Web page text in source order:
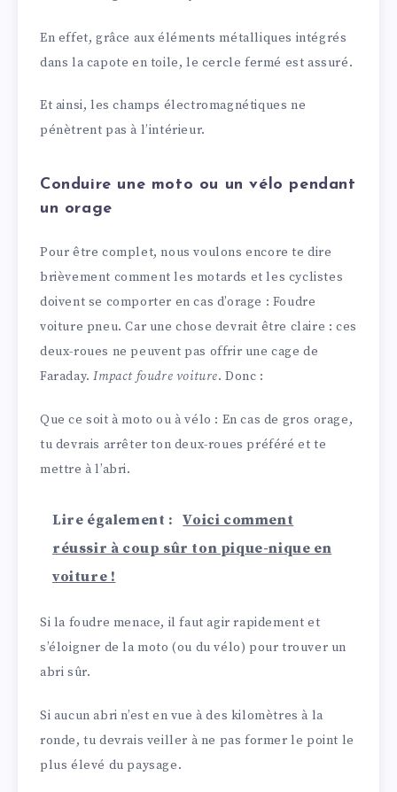
En effet, grâce aux éléments métalliques intégrés
dans la capote en toile, le cercle fermé est assuré.
Et ainsi, les champs électromagnétiques ne
pénètrent pas à l’intérieur.
Conduire une moto ou un vélo pendant
un orage
Pour être complet, nous voulons encore te dire
brièvement comment les motards et les cyclistes
doivent se comporter en cas d’orage : Foudre
voiture pneu. Car une chose devrait être claire : ces
deux-roues ne peuvent pas offrir une cage de
Faraday.Impact foudre voiture. Donc :
Que ce soit à moto ou à vélo : En cas de gros orage,
tu devrais arrêter ton deux-roues préféré et te
mettre à l’abri.
Lire également :
Voici comment
réussir à coup sûr ton pique-nique en
voiture !
Si la foudre menace, il faut agir rapidement et
s’éloigner de la moto (ou du vélo) pour trouver un
abri sûr.
Si aucun abri n’est en vue à des kilomètres à la
ronde, tu devrais veiller à ne pas former le point le
plus élevé du paysage.